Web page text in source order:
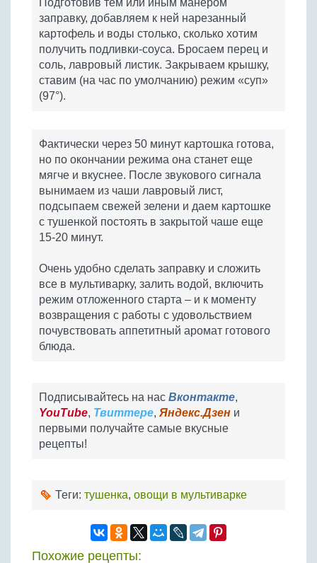
Подготовив тем или иным манером
заправку, добавляем к ней нарезанный
картофель и воды столько, сколько хотим
получить подливки-соуса. Бросаем перец и
соль, лавровый листик. Закрываем крышку,
ставим (на час по умолчанию) режим «суп»
(97°).
Фактически через 50 минут картошка готова,
но по окончании режима она станет еще
мягче и вкуснее. После звукового сигнала
вынимаем из чаши лавровый лист,
подсыпаем свежей зелени и даем картошке
с тушенкой постоять в закрытой чаше еще
15-20 минут.
Очень удобно сделать заправку и сложить
все в мультиварку, залить водой, включить
режим отложенного старта – и к моменту
возвращения с работы с удовольствием
почувствовать аппетитный аромат готового
блюда.
Подписывайтесь на нас Вконтакте,
YouTube, Твиттере, Яндекс.Дзен и
первыми получайте самые вкусные
рецепты!
Теги: тушенка, овощи в мультиварке
Похожие рецепты: